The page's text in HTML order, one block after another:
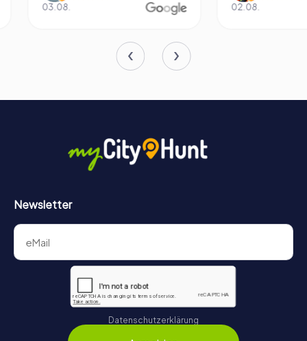
03.08. 02.08.
Newsletter
Datenschutzerklärung